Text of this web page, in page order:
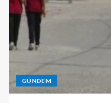
GÜNDEM